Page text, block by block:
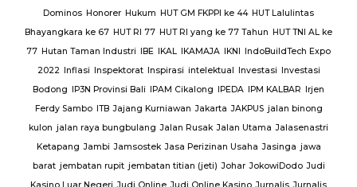
Dominos Honorer Hukum HUT GM FKPPI ke 44 HUT Lalulintas
Bhayangkara ke 67 HUT RI 77 HUT RI yang ke 77 Tahun HUT TNI AL ke
77 Hutan Taman Industri IBE IKAL IKAMAJA IKNI IndoBuildTech Expo
2022 Inflasi Inspektorat Inspirasi intelektual Investasi Investasi
Bodong IP3N Provinsi Bali IPAM Cikalong IPEDA IPM KALBAR Irjen
Ferdy Sambo ITB Jajang Kurniawan Jakarta JAKPUS jalan binong
kulon jalan raya bungbulang Jalan Rusak Jalan Utama Jalasenastri
Ketapang Jambi Jamsostek Jasa Perizinan Usaha Jasinga jawa
barat jembatan rupit jembatan titian (jeti) Johar JokowiDodo Judi
Kasino Luar Negeri Judi Online Judi Online Kasino Jurnalis Jurnalis